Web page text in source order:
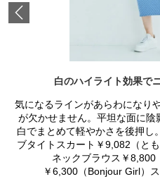
白のハイライト効果で
気になるラインがあらわになり
が欠かせません。平坦な面に陰
白でまとめて軽やかさを後押し
ブタイトスカート￥9,082（と
ネックブラウス￥8,800
￥6,300（Bonjour Girl）